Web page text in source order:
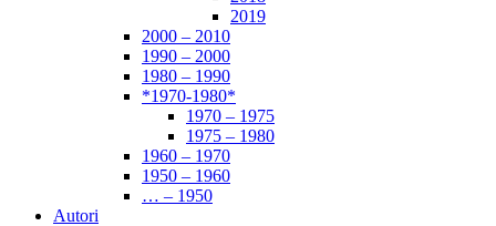
2019
2000 – 2010
1990 – 2000
1980 – 1990
*1970-1980*
1970 – 1975
1975 – 1980
1960 – 1970
1950 – 1960
… – 1950
Autori